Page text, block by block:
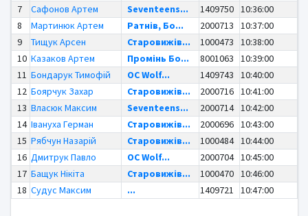
7
Сафонов Артем Seventeens... 1409750 10:36:00
8
Мартинюк Артем Ратнів, Бо... 2000713
10:37:00
9
Тищук Арсен Старовижів... 1000473
10:38:00
10 Казаков Артем Промінь Бо... 8001063
10:39:00
11 Бондарук Тимофій OC Wolf... 1409743
10:40:00
12 Боярчук Захар Старовижів... 2000716 10:41:00
13 Власюк Максим Seventeens... 2000714 10:42:00
14 Івануха Герман Старовижів... 2000696 10:43:00
15 Рябчун Назарій Старовижів... 1000484 10:44:00
16 Дмитрук Павло OC Wolf... 2000704 10:45:00
17 Бащук Нікіта Старовижів... 1000470 10:46:00
18 Судус Максим ... 1409721 10:47:00